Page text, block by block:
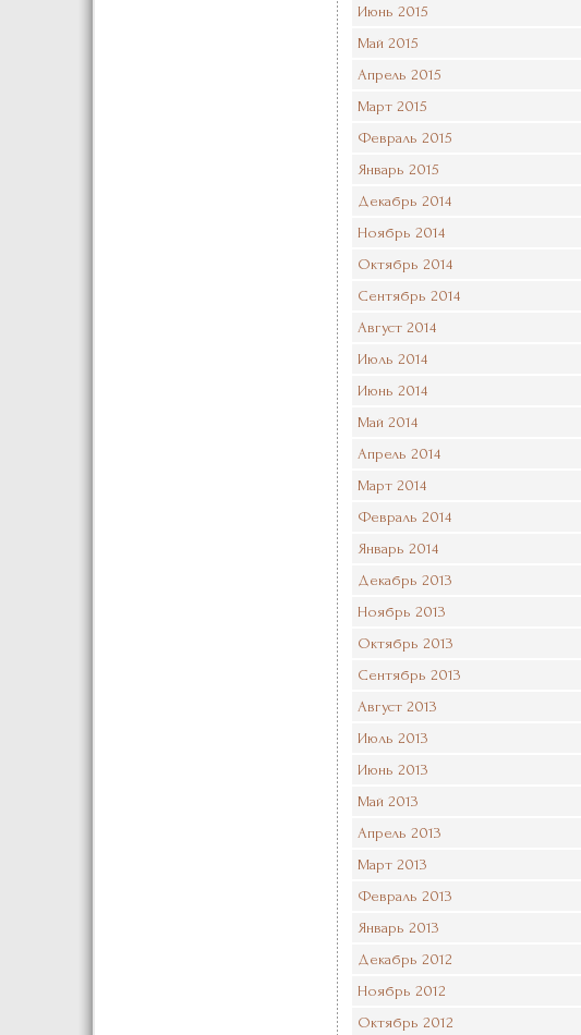
Июнь 2015
Май 2015
Апрель 2015
Март 2015
Февраль 2015
Январь 2015
Декабрь 2014
Ноябрь 2014
Октябрь 2014
Сентябрь 2014
Август 2014
Июль 2014
Июнь 2014
Май 2014
Апрель 2014
Март 2014
Февраль 2014
Январь 2014
Декабрь 2013
Ноябрь 2013
Октябрь 2013
Сентябрь 2013
Август 2013
Июль 2013
Июнь 2013
Май 2013
Апрель 2013
Март 2013
Февраль 2013
Январь 2013
Декабрь 2012
Ноябрь 2012
Октябрь 2012